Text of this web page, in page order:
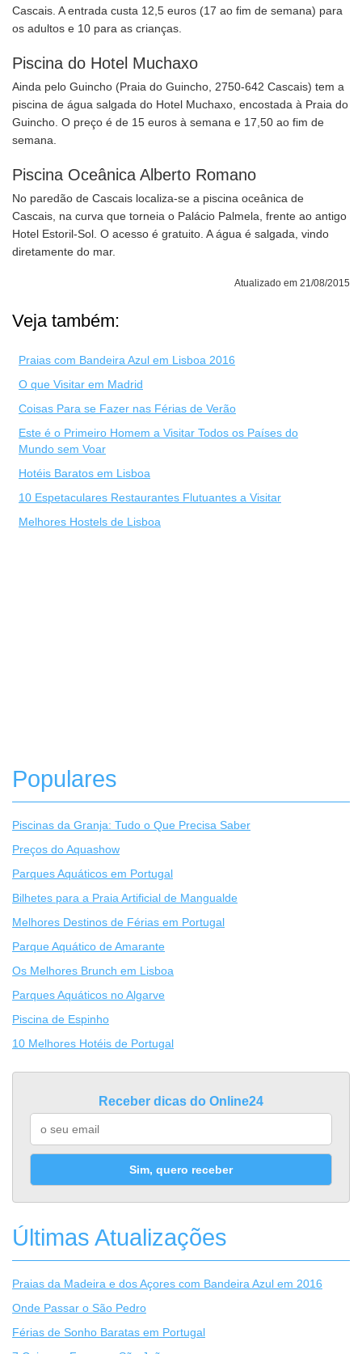
Cascais. A entrada custa 12,5 euros (17 ao fim de semana) para
os adultos e 10 para as crianças.
Piscina do Hotel Muchaxo
Ainda pelo Guincho (Praia do Guincho, 2750-642 Cascais) tem a
piscina de água salgada do Hotel Muchaxo, encostada à Praia do
Guincho. O preço é de 15 euros à semana e 17,50 ao fim de
semana.
Piscina Oceânica Alberto Romano
No paredão de Cascais localiza-se a piscina oceânica de
Cascais, na curva que torneia o Palácio Palmela, frente ao antigo
Hotel Estoril-Sol. O acesso é gratuito. A água é salgada, vindo
diretamente do mar.
Atualizado em 21/08/2015
Veja também:
Praias com Bandeira Azul em Lisboa 2016
O que Visitar em Madrid
Coisas Para se Fazer nas Férias de Verão
Este é o Primeiro Homem a Visitar Todos os Países do
Mundo sem Voar
Hotéis Baratos em Lisboa
10 Espetaculares Restaurantes Flutuantes a Visitar
Melhores Hostels de Lisboa
Populares
Piscinas da Granja: Tudo o Que Precisa Saber
Preços do Aquashow
Parques Aquáticos em Portugal
Bilhetes para a Praia Artificial de Mangualde
Melhores Destinos de Férias em Portugal
Parque Aquático de Amarante
Os Melhores Brunch em Lisboa
Parques Aquáticos no Algarve
Piscina de Espinho
10 Melhores Hotéis de Portugal
Receber dicas do Online24
Sim, quero receber
Últimas Atualizações
Praias da Madeira e dos Açores com Bandeira Azul em 2016
Onde Passar o São Pedro
Férias de Sonho Baratas em Portugal